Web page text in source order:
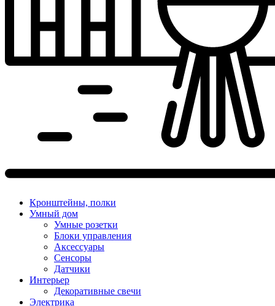
Кронштейны, полки
Умный дом
Умные розетки
Блоки управления
Аксессуары
Сенсоры
Датчики
Интерьер
Декоративные свечи
Электрика